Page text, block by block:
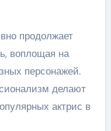
продолжает
воплощая на
персонажей.
делают
актрис в